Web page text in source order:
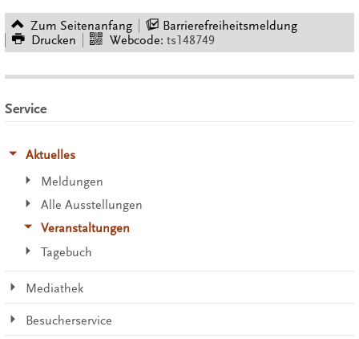
Zum Seitenanfang
Barrierefreiheitsmeldung
Drucken
Webcode: ts148749
Service
Aktuelles
Meldungen
Alle Ausstellungen
Veranstaltungen
Tagebuch
Mediathek
Besucherservice